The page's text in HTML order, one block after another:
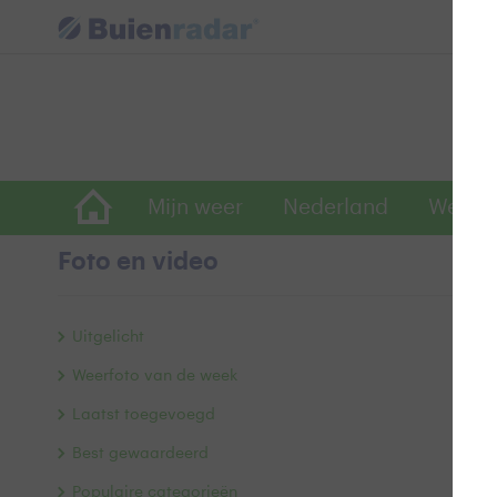
Mijn weer Nederland
Foto en video
Uitgelicht
Weerfoto van de week
Laatst toegevoegd
Best gewaardeerd
Populaire categorieën